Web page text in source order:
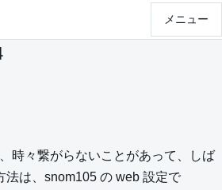
メニュー
時々繋がらないことがあって、しば
法は、snom105 の web 設定で